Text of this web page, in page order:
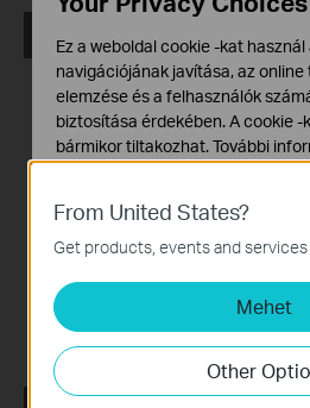
Kiadás dátuma:2022-09-14
Nyelv:Több nyelven
Operációs rendszer: Mac OS 12.5
Modification and bug fixes:
Newly support the G.hn products like
PG2400P/PG2405P/PG1200;
Support the newest MACOS
From United States?
Get products, events and services
Mehet
Other
Ez a weboldal cookie -kat használ
navigációjának javítása, az
elemzése és a felhasználók
biztosítása érdekében. A cookie -
bármikor tiltakozhat. További
Alap Cookie-k
Ezek a cookie -k a webhely
és nem tilthatók le a rendszereiben.
Marketing és Elemző Cookie-k
Az elemző cookie -k lehetővé
elemezzük weboldalunkon
javítsuk és módosítsuk